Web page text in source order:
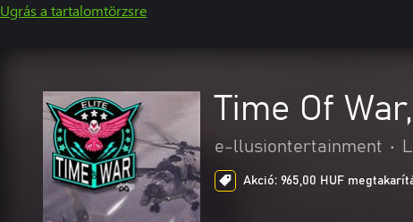
Ugrás a tartalomtörzsre
Time Of
e-llusiontertainment •
Akció: 965,00 HUF